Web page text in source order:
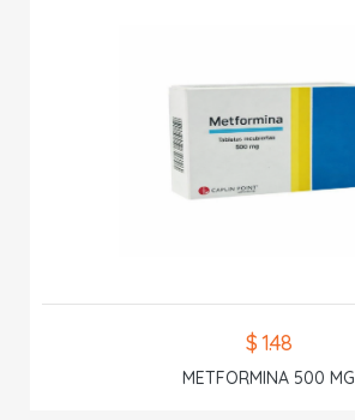
$ 1.48
METFORMINA 500 MG